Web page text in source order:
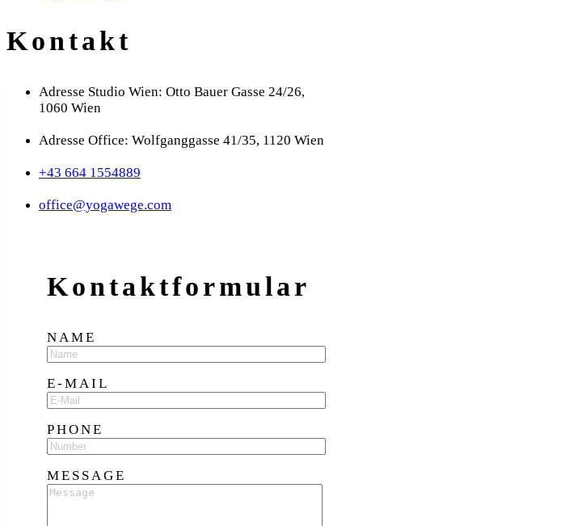
Kontakt
Adresse Studio Wien: Otto Bauer Gasse 24/26,
1060 Wien
Adresse Office: Wolfganggasse 41/35, 1120 Wien
+43 664 1554889
office@yogawege.com
Kontakt­formular
NAME
E-MAIL
PHONE
MESSAGE